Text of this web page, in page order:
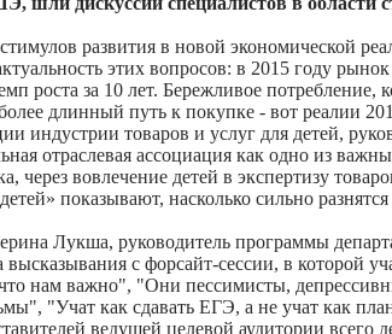
развития в новой экономической
этих вопросов: в 2015 году рынок
роста за 10 лет. Бережливое потребление,
длинный путь к покупке - вот реалии
товаров и услуг для детей,
отраслевая ассоциация как одно из
через вовлечение детей в экспертизу
показывают, насколько сильно
Лукша, руководитель программы
с форсайт-сессии, в которой
нам важно", "Они пессимисты,
"Учат как сдавать ЕГЭ, а не учат как
ведущей целевой аудитории всего